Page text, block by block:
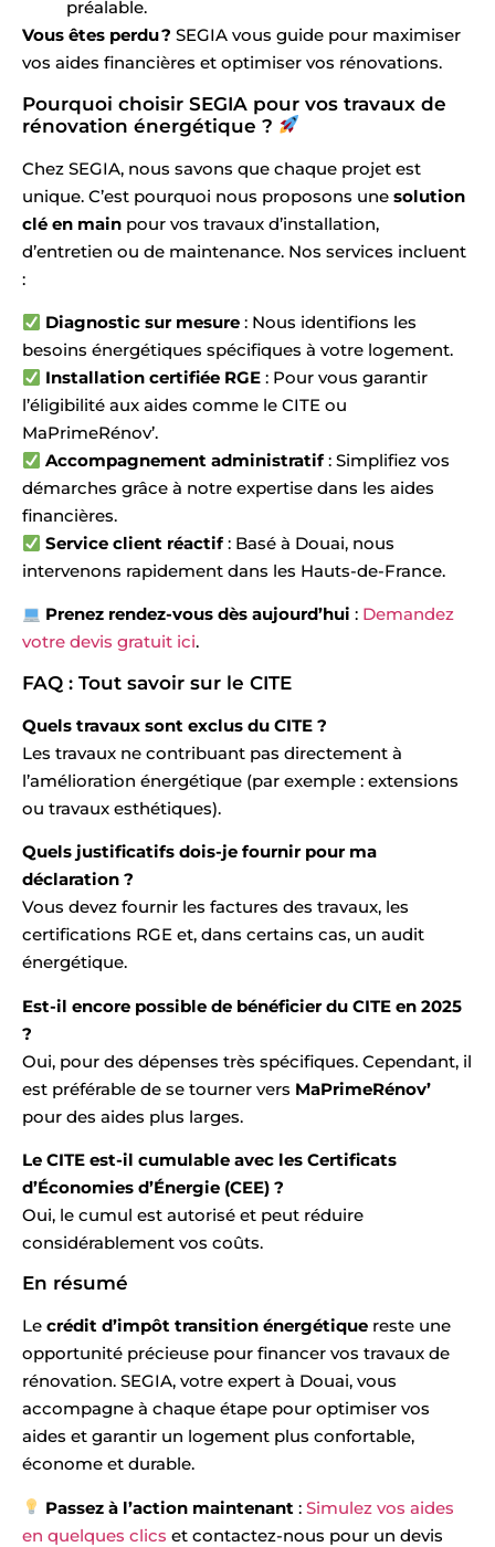
préalable.
Vous êtes perdu ? SEGIA vous guide pour maximiser
vos aides financières et optimiser vos rénovations.
Pourquoi choisir SEGIA pour vos travaux de
rénovation énergétique ?
Chez SEGIA, nous savons que chaque projet est
unique. C’est pourquoi nous proposons une solution
clé en main pour vos travaux d’installation,
d’entretien ou de maintenance. Nos services incluent
:
Diagnostic sur mesure : Nous identifions les
besoins énergétiques spécifiques à votre logement.
Installation certifiée RGE : Pour vous garantir
l’éligibilité aux aides comme le CITE ou
MaPrimeRénov’.
Accompagnement administratif: Simplifiez vos
démarches grâce à notre expertise dans les aides
financières.
Service client réactif: Basé à Douai, nous
intervenons rapidement dans les Hauts-de-France.
Prenez rendez-vous dès aujourd’hui : Demandez
votre devis gratuit ici.
FAQ : Tout savoir sur le CITE
Quels travaux sont exclus du CITE ?
Les travaux ne contribuant pas directement à
l’amélioration énergétique (par exemple : extensions
ou travaux esthétiques).
Quels justificatifs dois-je fournir pour ma
déclaration ?
Vous devez fournir les factures des travaux, les
certifications RGE et, dans certains cas, un audit
énergétique.
Est-il encore possible de bénéficier du CITE en 2025
?
Oui, pour des dépenses très spécifiques. Cependant, il
est préférable de se tourner vers MaPrimeRénov’
pour des aides plus larges.
Le CITE est-il cumulable avec les Certificats
d’Économies d’Énergie (CEE) ?
Oui, le cumul est autorisé et peut réduire
considérablement vos coûts.
En résumé
Le crédit d’impôt transition énergétique reste une
opportunité précieuse pour financer vos travaux de
rénovation. SEGIA, votre expert à Douai, vous
accompagne à chaque étape pour optimiser vos
aides et garantir un logement plus confortable,
économe et durable.
Passez à l’action maintenant :Simulez vos aides
en quelques clics et contactez-nous pour un devis